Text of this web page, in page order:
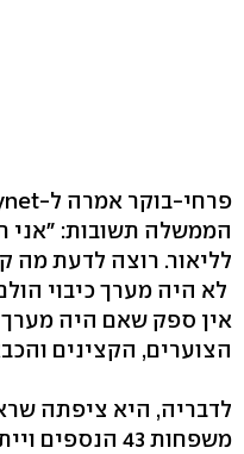
הממשלה תשובות: "אני
לליאור. רוצה לדעת מה
לא היה מערך כיבוי
הצוערים, הקצינים
לדבריה, היא ציפתה
משפחות 43